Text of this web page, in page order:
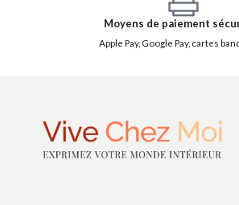
Moyens de paiement
Apple Pay, Google Pay, cartes